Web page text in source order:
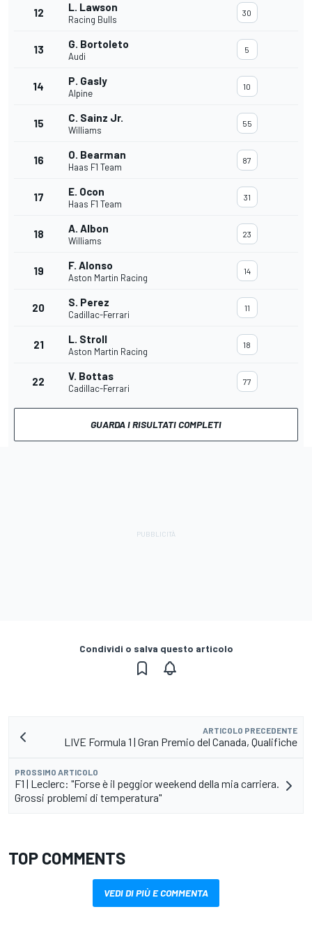
12 L. Lawson
Racing Bulls
30
13 G. Bortoleto
Audi
5
14 P. Gasly
Alpine
10
15 C. Sainz Jr.
Williams
55
16 O. Bearman
Haas F1 Team
87
17 E. Ocon
Haas F1 Team
31
18 A. Albon
Williams
23
19 F. Alonso
Aston Martin Racing
14
20 S. Perez
Cadillac-Ferrari
11
21 L. Stroll
Aston Martin Racing
18
22 V. Bottas
Cadillac-Ferrari
77
GUARDA I RISULTATI COMPLETI
Condividi o salva questo articolo
ARTICOLO PRECEDENTE
LIVE Formula 1 | Gran Premio del Canada, Qualifiche
PROSSIMO ARTICOLO
F1 | Leclerc: "Forse è il peggior weekend della mia carriera.
Grossi problemi di temperatura"
TOP COMMENTS
VEDI DI PIÙ E COMMENTA